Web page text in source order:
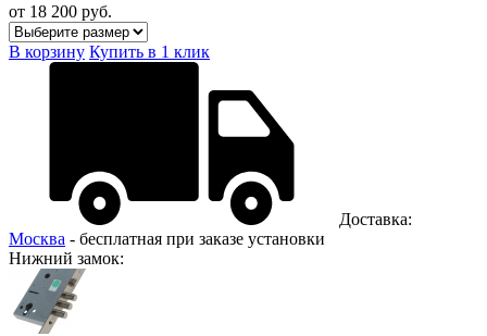
от 18 200 руб.
В корзину Купить в 1 клик
Доставка:
Москва - бесплатная при заказе установки
Нижний замок: